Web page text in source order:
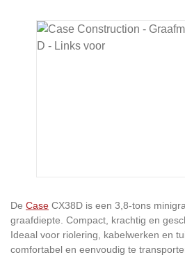
Afbeeldingengalerij overslaan
De Case CX38D is een 3,8-tons
graafdiepte. Compact, krachtig en
Ideaal voor riolering, kabelwerken en
comfortabel en eenvoudig te